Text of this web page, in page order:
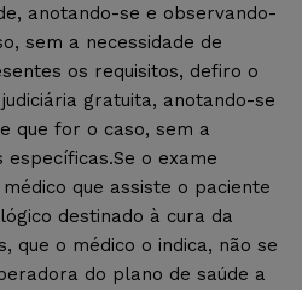
anotando-se e observando-
sem a necessidade de
os requisitos, defiro o
gratuita, anotando-se
que for o caso, sem a
específicas.Se o exame
que assiste o paciente
destinado à cura da
que o médico o indica, não se
do plano de saúde a